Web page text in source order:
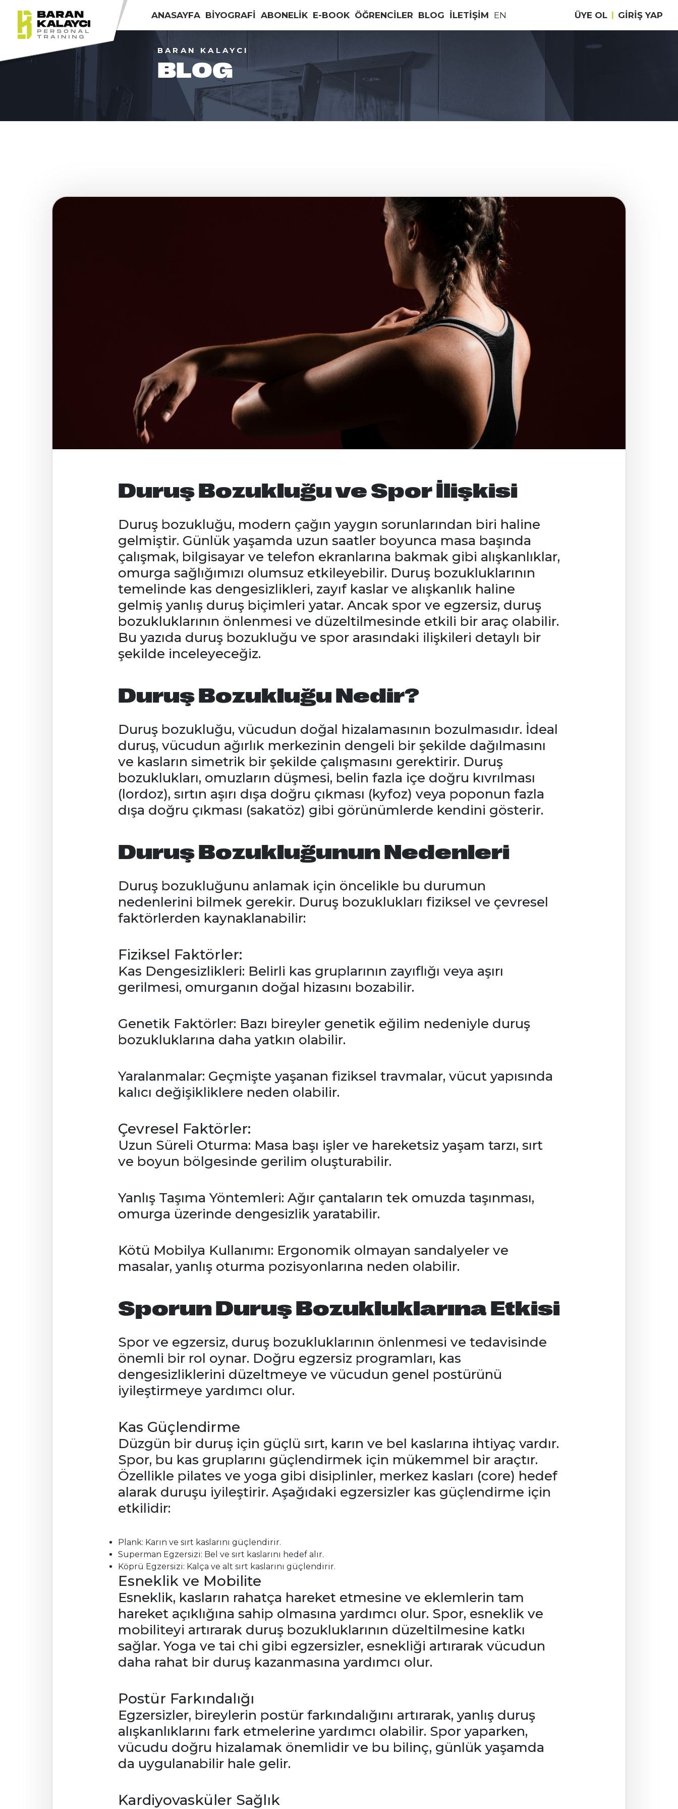
ANASAYFA BİYOGRAFİ ABONELİK E-BOOK ÖĞRENCİLER BLOG İLETİŞİM EN ÜYE OL | GIRIŞ YAP
BARAN KALAYCI
BLOG
Duruş Bozukluğu ve Spor İlişkisi
Duruş bozukluğu, modern çağın yaygın sorunlarından biri haline
gelmiştir. Günlük yaşamda uzun saatler boyunca masa başında
çalışmak, bilgisayar ve telefon ekranlarına bakmak gibi alışkanlıklar,
omurga sağlığımızı olumsuz etkileyebilir. Duruş bozukluklarının
temelinde kas dengesizlikleri, zayıf kaslar ve alışkanlık haline
gelmiş yanlış duruş biçimleri yatar. Ancak spor ve egzersiz, duruş
bozukluklarının önlenmesi ve düzeltilmesinde etkili bir araç olabilir.
Bu yazıda duruş bozukluğu ve spor arasındaki ilişkileri detaylı bir
şekilde inceleyeceğiz.
Duruş Bozukluğu Nedir?
Duruş bozukluğu, vücudun doğal hizalamasının bozulmasıdır. İdeal
duruş, vücudun ağırlık merkezinin dengeli bir şekilde dağılmasını
ve kasların simetrik bir şekilde çalışmasını gerektirir. Duruş
bozuklukları, omuzların düşmesi, belin fazla içe doğru kıvrılması
(lordoz), sırtın aşırı dışa doğru çıkması (kyfoz) veya poponun fazla
dışa doğru çıkması (sakatöz) gibi görünümlerde kendini gösterir.
Duruş Bozukluğunun Nedenleri
Duruş bozukluğunu anlamak için öncelikle bu durumun
nedenlerini bilmek gerekir. Duruş bozuklukları fiziksel ve çevresel
faktörlerden kaynaklanabilir:
Fiziksel Faktörler:
Kas Dengesizlikleri: Belirli kas gruplarının zayıflığı veya aşırı
gerilmesi, omurganın doğal hizasını bozabilir.
Genetik Faktörler: Bazı bireyler genetik eğilim nedeniyle duruş
bozukluklarına daha yatkın olabilir.
Yaralanmalar: Geçmişte yaşanan fiziksel travmalar, vücut yapısında
kalıcı değişikliklere neden olabilir.
Çevresel Faktörler:
Uzun Süreli Oturma: Masa başı işler ve hareketsiz yaşam tarzı, sırt
ve boyun bölgesinde gerilim oluşturabilir.
Yanlış Taşıma Yöntemleri: Ağır çantaların tek omuzda taşınması,
omurga üzerinde dengesizlik yaratabilir.
Kötü Mobilya Kullanımı: Ergonomik olmayan sandalyeler ve
masalar, yanlış oturma pozisyonlarına neden olabilir.
Sporun Duruş Bozukluklarına Etkisi
Spor ve egzersiz, duruş bozukluklarının önlenmesi ve tedavisinde
önemli bir rol oynar. Doğru egzersiz programları, kas
dengesizliklerini düzeltmeye ve vücudun genel postürünü
iyileştirmeye yardımcı olur.
Kas Güçlendirme
Düzgün bir duruş için güçlü sırt, karın ve bel kaslarına ihtiyaç vardır.
Spor, bu kas gruplarını güçlendirmek için mükemmel bir araçtır.
Özellikle pilates ve yoga gibi disiplinler, merkez kasları (core) hedef
alarak duruşu iyileştirir. Aşağıdaki egzersizler kas güçlendirme için
etkilidir:
Plank: Karın ve sırt kaslarını güçlendirir.
Superman Egzersizi: Bel ve sırt kaslarını hedef alır.
Köprü Egzersizi: Kalça ve alt sırt kaslarını güçlendirir.
Esneklik ve Mobilite
Esneklik, kasların rahatça hareket etmesine ve eklemlerin tam
hareket açıklığına sahip olmasına yardımcı olur. Spor, esneklik ve
mobiliteyi artırarak duruş bozukluklarının düzeltilmesine katkı
sağlar. Yoga ve tai chi gibi egzersizler, esnekliği artırarak vücudun
daha rahat bir duruş kazanmasına yardımcı olur.
Postür Farkındalığı
Egzersizler, bireylerin postür farkındalığını artırarak, yanlış duruş
alışkanlıklarını fark etmelerine yardımcı olabilir. Spor yaparken,
vücudu doğru hizalamak önemlidir ve bu bilinç, günlük yaşamda
da uygulanabilir hale gelir.
Kardiyovasküler Sağlık